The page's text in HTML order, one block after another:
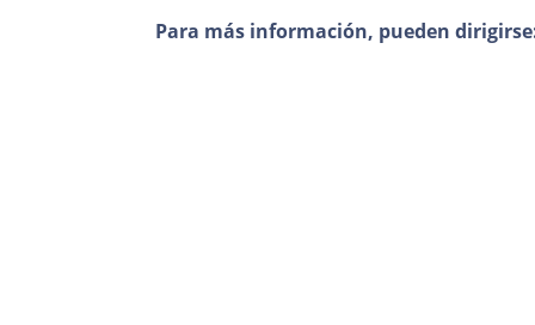
Para más información, pueden